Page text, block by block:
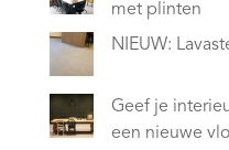
met plinten
NIEUW:
Geef je
een nieuwe